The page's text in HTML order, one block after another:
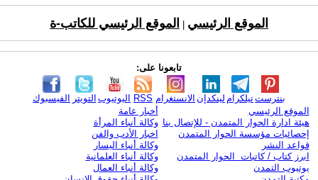
الموقع الرئيسي الموقع الرئيسي للكاتب-ة
تابعونا على:
الفيسبوك التويتر اليوتيوب RSS الانستغرام لينكدإن تيلكرامبنترست
الموقع الرئيسي
هيئة ادارة الحوار المتمدن - للإتصال بنا
إحصائيات مؤسسة الحوار المتمدن
قواعد النشر
ابرز كتاب / كاتبات الحوار المتمدن
يوتيوب التمدن
أخبار عامة
وكالة أنباء المرأة
اخبار الأدب والفن
وكالة أنباء اليسار
وكالة أنباء العلمانية
وكالة أنباء العمال